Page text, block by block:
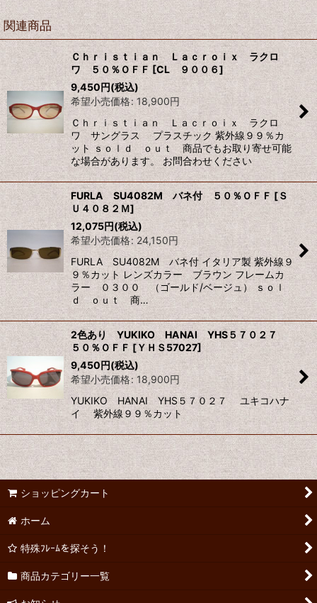
関連商品
Ｃｈｒｉｓｔｉａｎ Ｌａｃｒｏｉｘ ラクロ
ワ ５０％ＯＦＦ [CL ９００６]
9,450円(税込)
希望小売価格: 18,900円
Ｃｈｒｉｓｔｉａｎ Ｌａｃｒｏｉｘ ラクロ
ワ サングラス プラスチック 紫外線９９％カ
ット ｓｏｌｄ ｏｕｔ 商品でもお取り寄せ可能
な場合があります。 お問合わせください
FURLA SU4082M バネ付 ５０％ＯＦＦ [Ｓ
Ｕ４０８２Ｍ]
12,075円(税込)
希望小売価格: 24,150円
FURLA SU4082M バネ付 イタリア製 紫外線９
９％カット レンズカラー ブラウン フレームカ
ラー ０３００ （ゴールド/ベージュ） ｓｏｌ
ｄ ｏｕｔ 商…
2色あり YUKIKO HANAI YHS５７０２７
５０％ＯＦＦ [ＹＨＳ57027]
9,450円(税込)
希望小売価格: 18,900円
YUKIKO HANAI YHS５７０２７ ユキコハナ
イ 紫外線９９％カット
ショッピングカート
ホーム
特殊ﾌﾚｰﾑを探そう！
商品カテゴリー一覧